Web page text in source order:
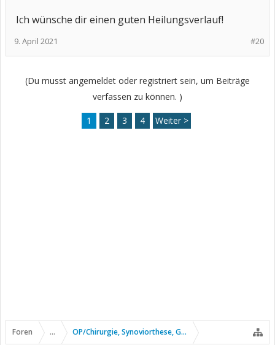
Ich wünsche dir einen guten Heilungsverlauf!
#20
9. April 2021
(Du musst angemeldet oder registriert sein, um Beiträge
verfassen zu können. )
1 2 3 4 Weiter >
Foren ... OP/Chirurgie, Synoviorthese, Gelenkpunktion usw.